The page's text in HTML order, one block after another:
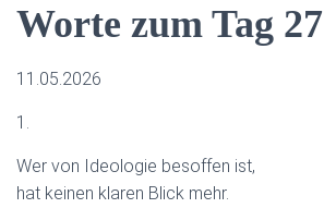
Worte zum Tag 27
11.05.2026
1.
Wer von Ideologie besoffen ist,
hat keinen klaren Blick mehr.